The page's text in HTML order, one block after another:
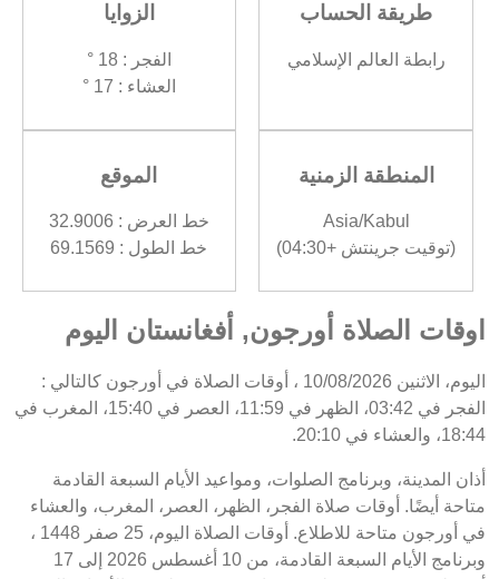
طريقة الحساب
رابطة العالم الإسلامي
الزوايا
الفجر : 18 °
العشاء : 17 °
المنطقة الزمنية
Asia/Kabul
(توقيت جرينتش +04:30)
الموقع
خط العرض : 32.9006
خط الطول : 69.1569
اوقات الصلاة أورجون, أفغانستان اليوم
اليوم، الاثنين 10/08/2026 ، أوقات الصلاة في أورجون كالتالي :
الفجر في 03:42، الظهر في 11:59، العصر في 15:40، المغرب في
18:44، والعشاء في 20:10.
أذان المدينة، وبرنامج الصلوات، ومواعيد الأيام السبعة القادمة
متاحة أيضًا. أوقات صلاة الفجر، الظهر، العصر، المغرب، والعشاء
في أورجون متاحة للاطلاع. أوقات الصلاة اليوم، 25 صفر 1448 ،
وبرنامج الأيام السبعة القادمة، من 10 أغسطس 2026 إلى 17